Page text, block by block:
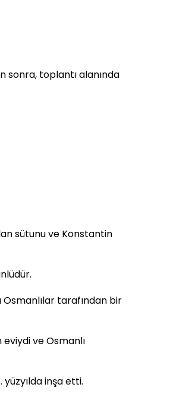
sonra, toplantı alanında
sütunu ve Konstantin
tarafından bir
ve Osmanlı
inşa etti.